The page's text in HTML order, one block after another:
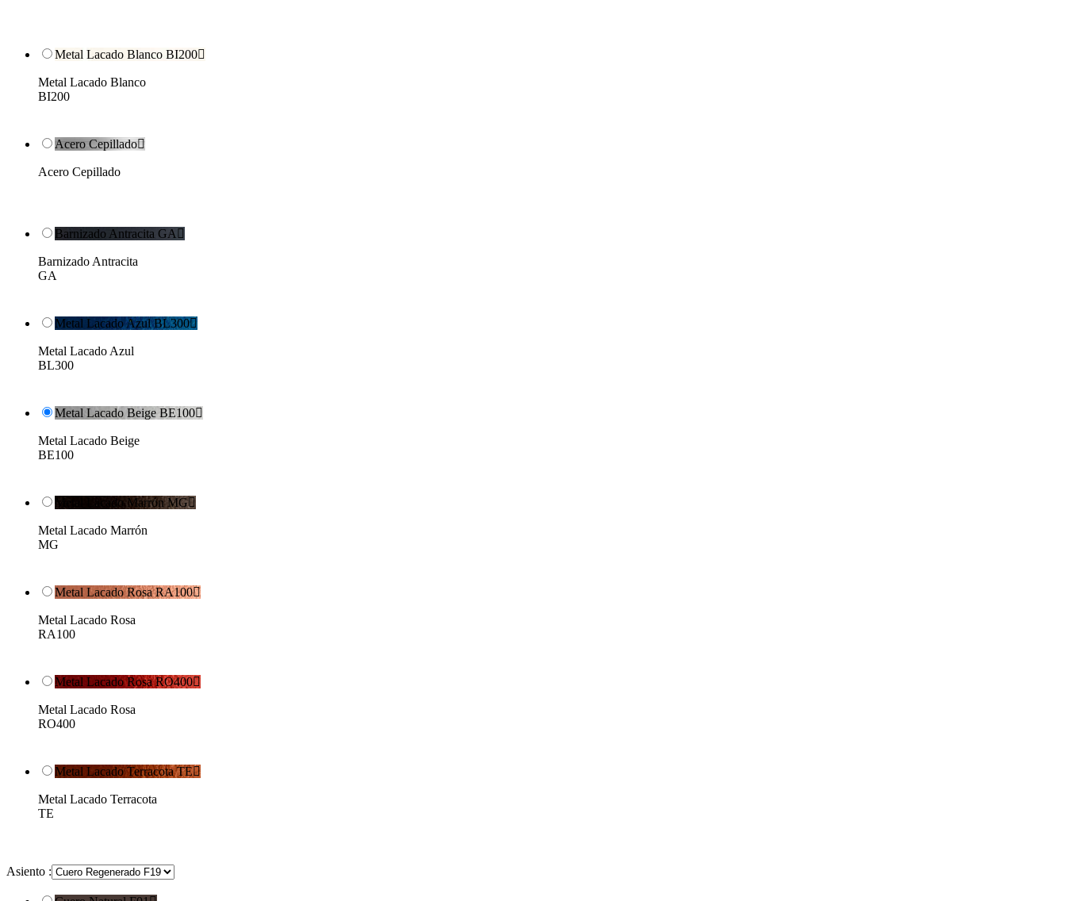
Metal Lacado Blanco BI200
Metal Lacado Blanco
BI200
Acero Cepillado
Acero Cepillado
Barnizado Antracita GA 
Barnizado Antracita
GA
Metal Lacado Azul BL300
Metal Lacado Azul
BL300
Metal Lacado Beige BE100
Metal Lacado Beige
BE100
Metal Lacado Marrón MG
Metal Lacado Marrón
MG
Metal Lacado Rosa RA100
Metal Lacado Rosa
RA100
Metal Lacado Rosa RO400
Metal Lacado Rosa
RO400
Metal Lacado Terracota TE
Metal Lacado Terracota
TE
Asiento :